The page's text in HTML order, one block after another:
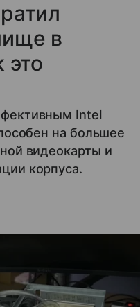
в
это
Intel
на большее
видеокарты и
корпуса.